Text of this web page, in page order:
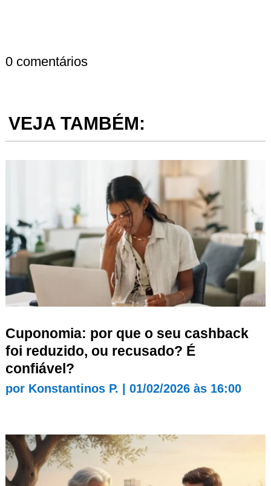
0 comentários
VEJA TAMBÉM:
Cuponomia: por que o seu cashback
foi reduzido, ou recusado? É
confiável?
por Konstantinos P. 01/02/2026 às 16:00